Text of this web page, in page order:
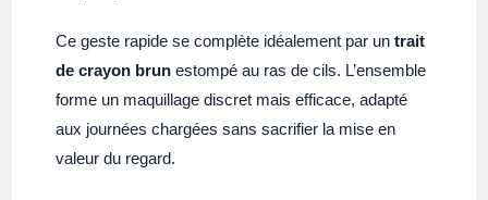
Ce geste rapide se complète idéalement par untrait
de crayon brun estompé au ras de cils. L’ensemble
forme un maquillage discret mais efficace, adapté
aux journées chargées sans sacrifier la mise en
valeur du regard.